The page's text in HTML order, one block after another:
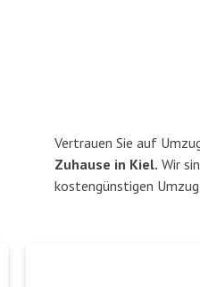
Vertrauen Sie auf
Zuhause in Kiel. Wir
kostengünstigen